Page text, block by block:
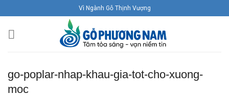
to
content
Vì Ngành Gỗ Thịnh Vượng
go-poplar-nhap-khau-gia-tot-cho-xuong-
moc